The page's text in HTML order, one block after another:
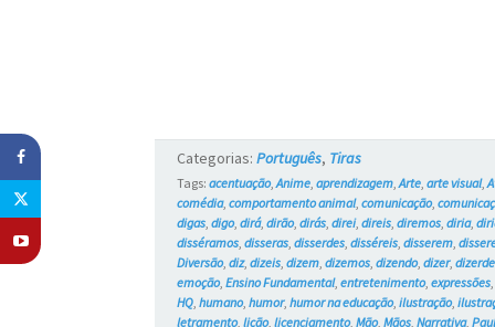
Categorias:Português, Tiras
Tags:acentuação,Anime,aprendizagem,Arte,arte visual,
comédia,comportamento animal,comunicação,
digas,digo,dirá,dirão,dirás,direi,direis,diremos,diria,
disséramos,disseras,disserdes,disséreis,disserem,
Diversão,diz,dizeis,dizem,dizemos,dizendo,dizer,
emoção,Ensino Fundamental,entretenimento,expressões
HQ,humano,humor,humor na educação,ilustração,
letramento,lição,licenciamento,Mão,Mãos,Narrativa,